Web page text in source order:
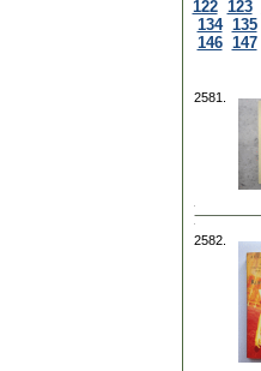
122 123
134 135
146 147
2581.
2582.